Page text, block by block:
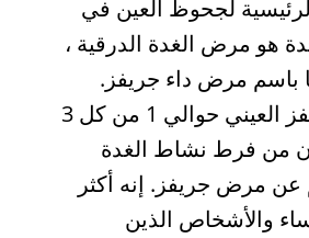
لجحوظ العين في
هو مرض الغدة الدرقية ،
باسم مرض داء جريفز.
يصيب داء جريفز العيني حوالي 1 من كل 3
من فرط نشاط الغدة
عن مرض جريفز. إنه أكثر
والأشخاص الذين